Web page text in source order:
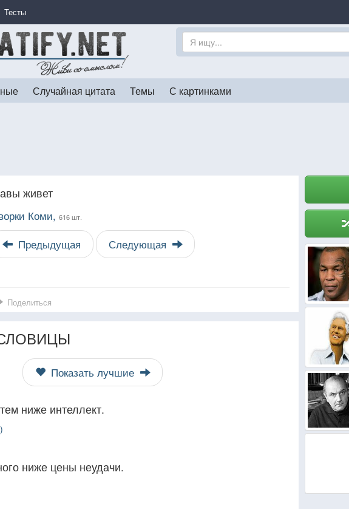
Тесты
Случайная цитата Темы С картинками
живет
Коми, 616 шт.
Предыдущая Следующая
Поделиться
Показать лучшие
ниже интеллект.
ниже цены неудачи.